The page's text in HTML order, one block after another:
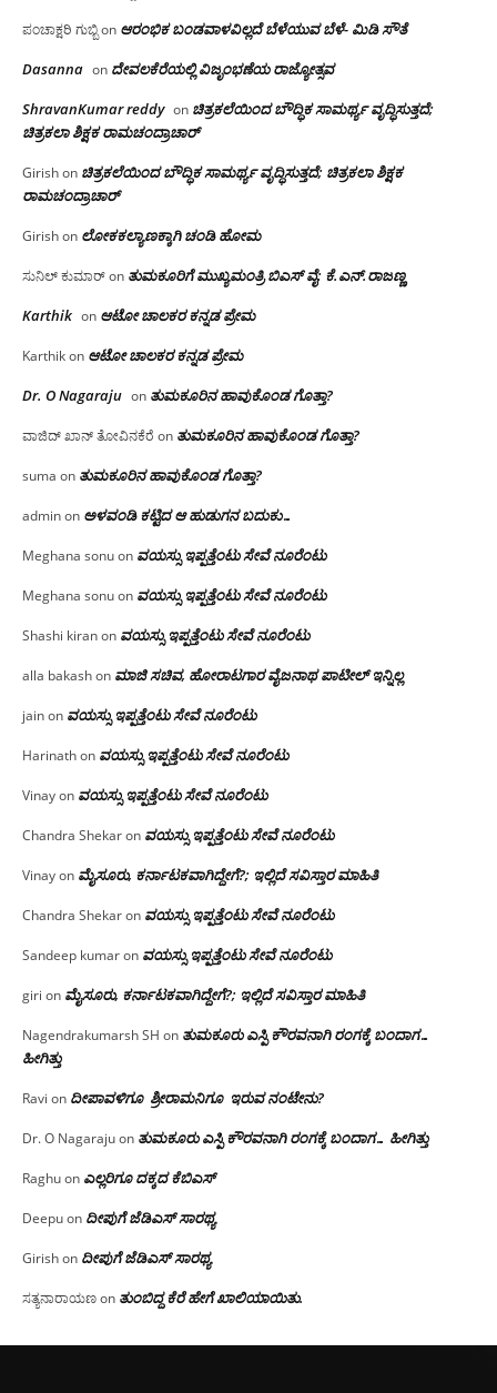
ಪಂಚಾಕ್ಷರಿ ಗುಬ್ಬಿon ಆರಂಭಿಕ ಬಂಡವಾಳವಿಲ್ಲದೆ ಬೆಳೆಯುವ ಬೆಳೆ- ಮಿಡಿ ಸೌತೆ
Dasanna on ದೇವಲಕೆರೆಯಲ್ಲಿ ವಿಜೃಂಭಣೆಯ ರಾಜ್ಯೋತ್ಸವ
ShravanKumar reddy on ಚಿತ್ರಕಲೆಯಿಂದ ಬೌದ್ಧಿಕ ಸಾಮರ್ಥ್ಯ ವೃದ್ಧಿಸುತ್ತದೆ;
ಚಿತ್ರಕಲಾ ಶಿಕ್ಷಕ ರಾಮಚಂದ್ರಾಚಾರ್
Girishon ಚಿತ್ರಕಲೆಯಿಂದ ಬೌದ್ಧಿಕ ಸಾಮರ್ಥ್ಯ ವೃದ್ಧಿಸುತ್ತದೆ; ಚಿತ್ರಕಲಾ ಶಿಕ್ಷಕ
ರಾಮಚಂದ್ರಾಚಾರ್
Girishon ಲೋಕಕಲ್ಯಾಣಕ್ಕಾಗಿ ಚಂಡಿ ಹೋಮ
ಸುನಿಲ್ ಕುಮಾರ್on ತುಮಕೂರಿಗೆ ಮುಖ್ಯಮಂತ್ರಿ ಬಿಎಸ್ ವೈ: ಕೆ.ಎನ್.ರಾಜಣ್ಣ
Karthik on ಆಟೋ ಚಾಲಕರ ಕನ್ನಡ ಪ್ರೇಮ
Karthikon ಆಟೋ ಚಾಲಕರ ಕನ್ನಡ ಪ್ರೇಮ
Dr. O Nagaraju on ತುಮಕೂರಿನ ಹಾವುಕೊಂಡ ಗೊತ್ತಾ?
ವಾಜಿದ್ ಖಾನ್ ತೋವಿನಕೆರೆ on ತುಮಕೂರಿನ ಹಾವುಕೊಂಡ ಗೊತ್ತಾ?
suma on ತುಮಕೂರಿನ ಹಾವುಕೊಂಡ ಗೊತ್ತಾ?
adminon ಅಳವಂಡಿ ಕಟ್ಟಿದ ಆ ಹುಡುಗನ ಬದುಕು…
Meghana sonuon ವಯಸ್ಸು ಇಪ್ಪತ್ತೆಂಟು ಸೇವೆ ನೂರೆಂಟು
Meghana sonuon ವಯಸ್ಸು ಇಪ್ಪತ್ತೆಂಟು ಸೇವೆ ನೂರೆಂಟು
Shashi kiranon ವಯಸ್ಸು ಇಪ್ಪತ್ತೆಂಟು ಸೇವೆ ನೂರೆಂಟು
alla bakashon ಮಾಜಿ ಸಚಿವ, ಹೋರಾಟಗಾರ ವೈಜನಾಥ ಪಾಟೀಲ್ ಇನ್ನಿಲ್ಲ
jainon ವಯಸ್ಸು ಇಪ್ಪತ್ತೆಂಟು ಸೇವೆ ನೂರೆಂಟು
Harinathon ವಯಸ್ಸು ಇಪ್ಪತ್ತೆಂಟು ಸೇವೆ ನೂರೆಂಟು
Vinayon ವಯಸ್ಸು ಇಪ್ಪತ್ತೆಂಟು ಸೇವೆ ನೂರೆಂಟು
Chandra Shekaron ವಯಸ್ಸು ಇಪ್ಪತ್ತೆಂಟು ಸೇವೆ ನೂರೆಂಟು
Vinayon ಮೈಸೂರು, ಕರ್ನಾಟಕವಾಗಿದ್ದೇಗೆ?; ಇಲ್ಲಿದೆ ಸವಿಸ್ತಾರ ಮಾಹಿತಿ
Chandra Shekaron ವಯಸ್ಸು ಇಪ್ಪತ್ತೆಂಟು ಸೇವೆ ನೂರೆಂಟು
Sandeep kumaron ವಯಸ್ಸು ಇಪ್ಪತ್ತೆಂಟು ಸೇವೆ ನೂರೆಂಟು
giri on ಮೈಸೂರು, ಕರ್ನಾಟಕವಾಗಿದ್ದೇಗೆ?; ಇಲ್ಲಿದೆ ಸವಿಸ್ತಾರ ಮಾಹಿತಿ
Nagendrakumarsh SH on ತುಮಕೂರು ಎಸ್ಪಿ ಕೌರವನಾಗಿ ರಂಗಕ್ಕೆ ಬಂದಾಗ…
ಹೀಗಿತ್ತು
Ravi on ದೀಪಾವಳಿಗೂ ಶ್ರೀರಾಮನಿಗೂ ಇರುವ ನಂಟೇನು?
Dr. O Nagarajuon ತುಮಕೂರು ಎಸ್ಪಿ ಕೌರವನಾಗಿ ರಂಗಕ್ಕೆ ಬಂದಾಗ… ಹೀಗಿತ್ತು
Raghuon ಎಲ್ಲರಿಗೂ ದಕ್ಕದ ಕೆಬಿಎಸ್
Deepuon ದೀಪುಗೆ ಜೆಡಿಎಸ್ ಸಾರಥ್ಯ
Girishon ದೀಪುಗೆ ಜೆಡಿಎಸ್ ಸಾರಥ್ಯ
ಸತ್ಯನಾರಾಯಣon ತುಂಬಿದ್ದ ಕೆರೆ ಹೇಗೆ ಖಾಲಿಯಾಯಿತು.